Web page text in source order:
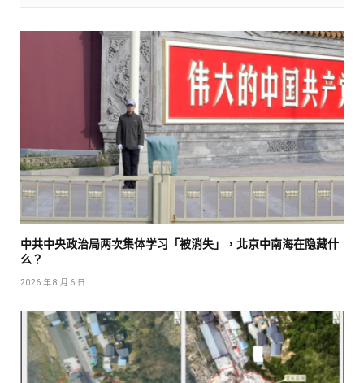
中共中央政治局两次集体学习「被消失」，北京中南海在隐藏什
么？
2026 年 8 月 6 日